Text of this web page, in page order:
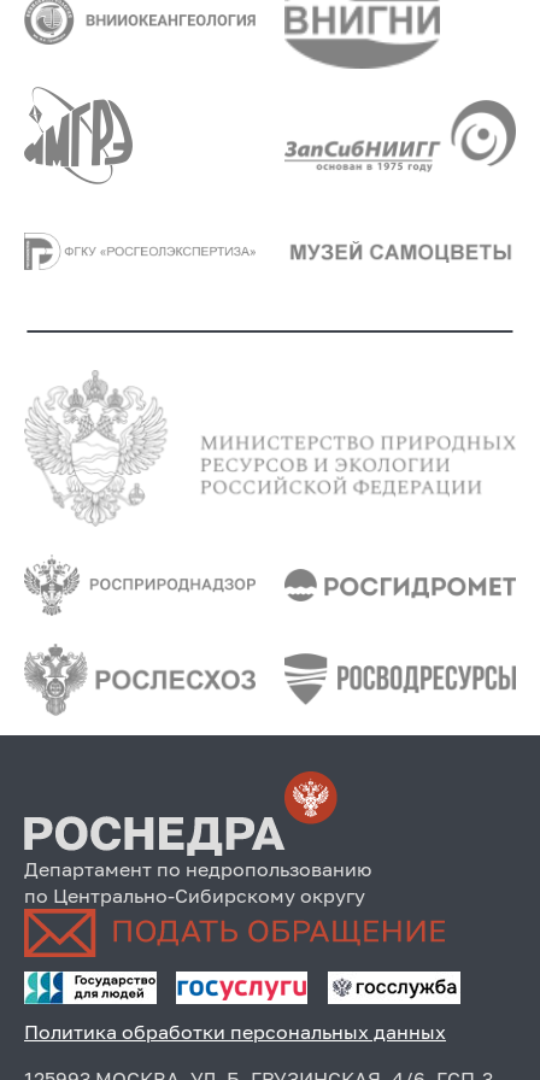
Департамент по недропользованию
по Центрально-Сибирскому округу
Политика обработки персональных данных